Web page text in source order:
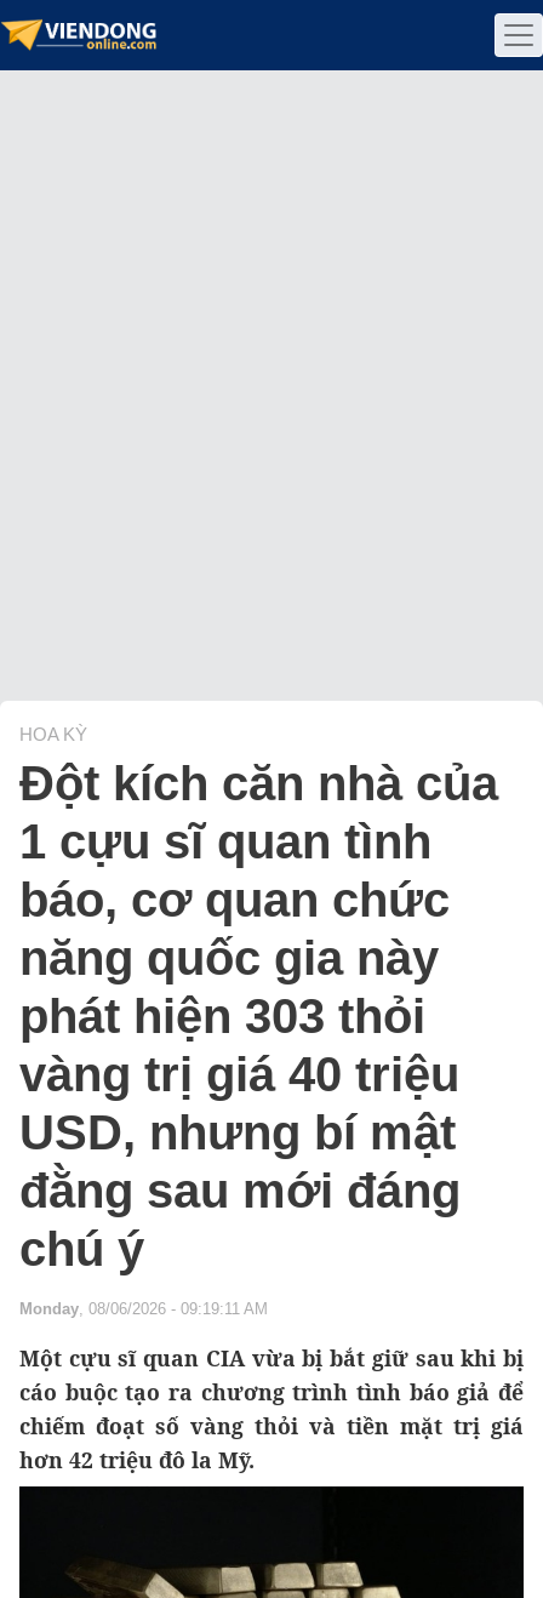
HOA KỲ
Đột kích căn nhà của
1 cựu sĩ quan tình
báo, cơ quan chức
năng quốc gia này
phát hiện 303 thỏi
vàng trị giá 40 triệu
USD, nhưng bí mật
đằng sau mới đáng
chú ý
Monday, 08/06/2026 - 09:19:11 AM
Một cựu sĩ quan CIA vừa bị bắt giữ sau khi bị
cáo buộc tạo ra chương trình tình báo giả để
chiếm đoạt số vàng thỏi và tiền mặt trị giá
hơn 42 triệu đô la Mỹ.